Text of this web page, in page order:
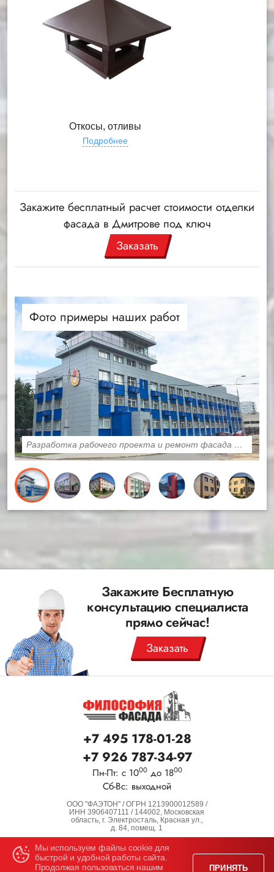
Откосы, отливы
Подробнее
Закажите бесплатный расчет стоимости отделки
фасада в Дмитрове под ключ
Заказать
Фото примеры наших работ
Разработка рабочего проекта и ремонт фасада ФАУ ЦСКА
Закажите Бесплатную
консультацию специалиста
прямо сейчас!
Заказать
+7 495 178-01-28
+7 926 787-34-97
Пн-Пт: с 1000до 1800
Сб-Вс: выходной
ООО "ФАЭТОН" / ОГРН 1213900012589 /
ИНН 3906407111 / 144002, Московская
область, г. Электросталь, Красная ул.,
д. 84, помещ. 1
Все права защищены.
Информация на сайте носит справочный характер
и не является офертой!
Мы используем файлы cookie для
быстрой и удобной работы сайта.
Продолжая пользоваться нашим
ПРИНЯТЬ